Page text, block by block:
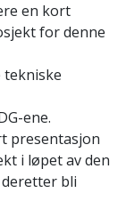
en kort
for denne
ene.
presentasjon
i løpet av den
bli